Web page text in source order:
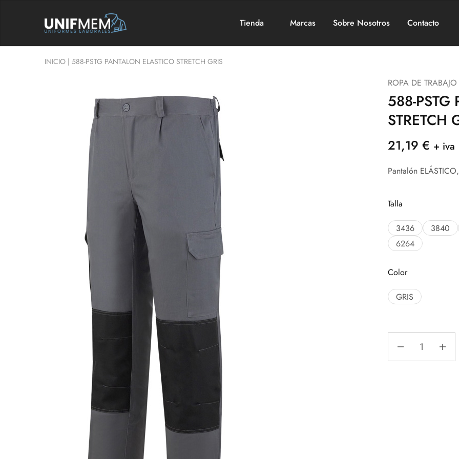
UNIFMEM
Tu
Tienda
Ropa
Laboral
Tienda Marcas Sobre Nosotros Contacto
INICIO | 588-PSTG PANTALON ELASTICO STRETCH GRIS
ROPA DE
588-PSTG
STRETCH
21,19 € + iva
Pantalón
Talla
3436 3840
6264
Color
GRIS